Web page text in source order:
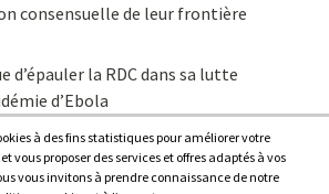
consensuelle de leur frontière
d’épauler la RDC dans sa lutte
d’Ebola
à des fins statistiques pour améliorer votre
vous proposer des services et offres adaptés à vos
vous invitons à prendre connaissance de notre